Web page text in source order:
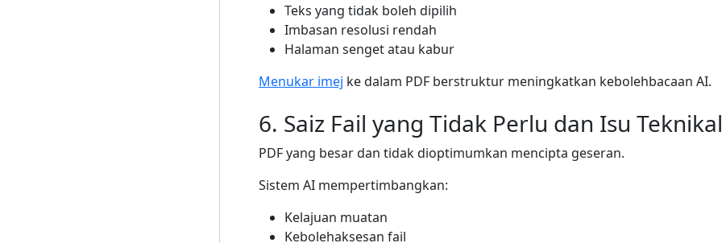
Teks yang tidak boleh dipilih
Imbasan resolusi rendah
Halaman senget atau kabur
Menukar imej ke dalam PDF berstruktur meningkatkan kebolehbacaan AI.
6. Saiz Fail yang Tidak Perlu dan Isu Teknikal
PDF yang besar dan tidak dioptimumkan mencipta geseran.
Sistem AI mempertimbangkan:
Kelajuan muatan
Kebolehaksesan fail